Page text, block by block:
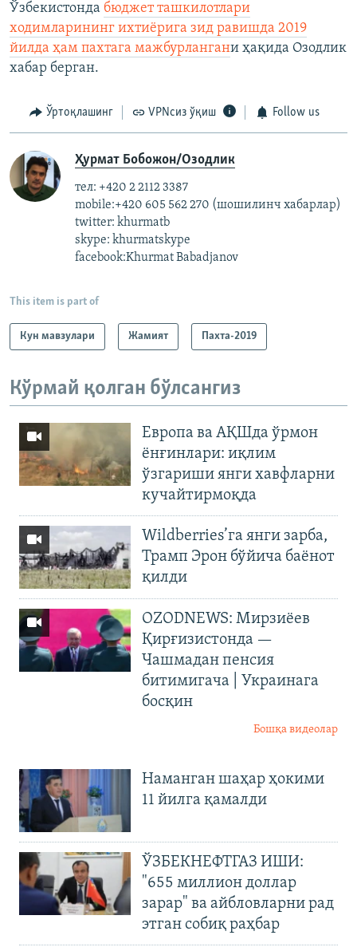
​Ўзбекистонда бюджет ташкилотлари
ходимларининг ихтиёрига зид равишда 2019
йилда ҳам пахтага мажбурлангани ҳақида Озодлик
хабар берган.
Ўртоқлашинг VPNсиз ўқиш Follow us
Ҳурмат Бобожон/Озодлик
тел: +420 2 2112 3387
mobile:+420 605 562 270 (шошилинч хабарлар)
twitter: khurmatb
skype: khurmatskype
facebook:Khurmat Babadjanov
This item is part of
Кун мавзулари Жамият Пахта-2019
Кўрмай қолган бўлсангиз
Европа ва АҚШда ўрмон
ёнғинлари: иқлим
ўзгариши янги хавфларни
кучайтирмоқда
Wildberries’га янги зарба,
Трамп Эрон бўйича баёнот
қилди
OZODNEWS: Мирзиёев
Қирғизистонда —
Чашмадан пенсия
битимигача | Украинага
босқин
Бошқа видеолар
Наманган шаҳар ҳокими
11 йилга қамалди
ЎЗБЕКНЕФТГАЗ ИШИ:
"655 миллион доллар
зарар" ва айбловларни рад
этган собиқ раҳбар